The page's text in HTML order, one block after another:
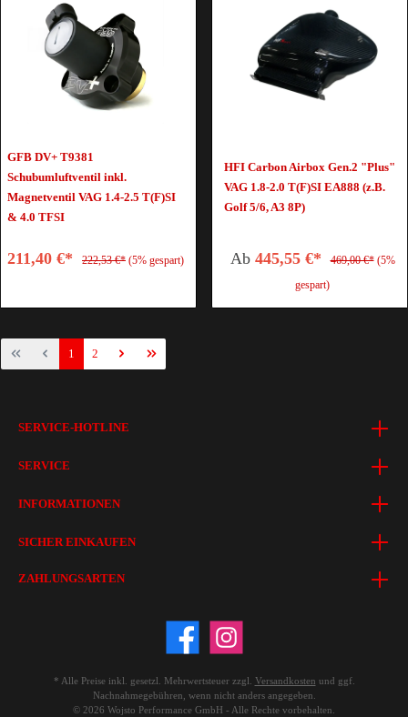
GFB DV+ T9381
Schubumluftventil inkl.
Magnetventil VAG 1.4-2.5 T(F)SI
& 4.0 TFSI
211,40 €* 222,53 €* (5% gespart)
HFI Carbon Airbox Gen.2 "Plus"
VAG 1.8-2.0 T(F)SI EA888 (z.B.
Golf 5/6, A3 8P)
Ab 445,55 €* 469,00 €* (5%
gespart)
1 2
SERVICE-HOTLINE
SERVICE
INFORMATIONEN
SICHER EINKAUFEN
ZAHLUNGSARTEN
* Alle Preise inkl. gesetzl. Mehrwertsteuer zzgl. Versandkosten und ggf.
Nachnahmegebühren, wenn nicht anders angegeben.
© 2026 Wojsto Performance GmbH - Alle Rechte vorbehalten.